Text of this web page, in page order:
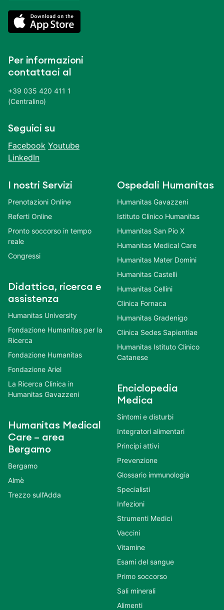
Per informazioni
contattaci al
+39 035 420 411 1
(Centralino)
Seguici su
Facebook Youtube
LinkedIn
I nostri Servizi
Prenotazioni Online
Referti Online
Pronto soccorso in tempo
reale
Congressi
Didattica, ricerca e
assistenza
Humanitas University
Fondazione Humanitas per la
Ricerca
Fondazione Humanitas
Fondazione Ariel
La Ricerca Clinica in
Humanitas Gavazzeni
Humanitas Medical
Care – area
Bergamo
Bergamo
Almè
Trezzo sull’Adda
Ospedali Humanitas
Humanitas Gavazzeni
Istituto Clinico Humanitas
Humanitas San Pio X
Humanitas Medical Care
Humanitas Mater Domini
Humanitas Castelli
Humanitas Cellini
Clinica Fornaca
Humanitas Gradenigo
Clinica Sedes Sapientiae
Humanitas Istituto Clinico
Catanese
Enciclopedia
Medica
Sintomi e disturbi
Integratori alimentari
Principi attivi
Prevenzione
Glossario immunologia
Specialisti
Infezioni
Strumenti Medici
Vaccini
Vitamine
Esami del sangue
Primo soccorso
Sali minerali
Alimenti